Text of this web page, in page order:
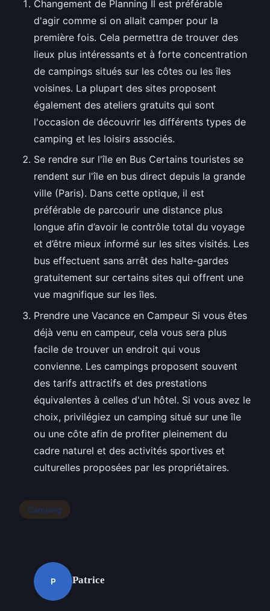
Changement de Planning Il est préférable
d'agir comme si on allait camper pour la
première fois. Cela permettra de trouver des
lieux plus intéressants et à forte concentration
de campings situés sur les côtes ou les îles
voisines. La plupart des sites proposent
également des ateliers gratuits qui sont
l'occasion de découvrir les différents types de
camping et les loisirs associés.
Se rendre sur l'île en Bus Certains touristes se
rendent sur l'île en bus direct depuis la grande
ville (Paris). Dans cette optique, il est
préférable de parcourir une distance plus
longue afin d’avoir le contrôle total du voyage
et d’être mieux informé sur les sites visités. Les
bus effectuent sans arrêt des halte-gardes
gratuitement sur certains sites qui offrent une
vue magnifique sur les îles.
Prendre une Vacance en Campeur Si vous êtes
déjà venu en campeur, cela vous sera plus
facile de trouver un endroit qui vous
convienne. Les campings proposent souvent
des tarifs attractifs et des prestations
équivalentes à celles d'un hôtel. Si vous avez le
choix, privilégiez un camping situé sur une île
ou une côte afin de profiter pleinement du
cadre naturel et des activités sportives et
culturelles proposées par les propriétaires.
Camping
P Patrice